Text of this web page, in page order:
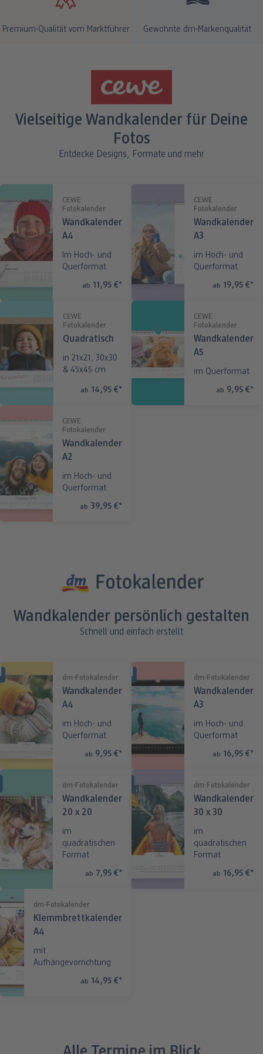
Premium-Qualität vom Marktführer Gewohnte dm-Markenqualität
Vielseitige Wandkalender für Deine
Fotos
Entdecke Designs, Formate und mehr
CEWE
Fotokalender
Wandkalender
A4
Im Hoch- und
Querformat
ab 11,95 €*
CEWE
Fotokalender
Wandkalender
A3
im Hoch- und
Querformat
ab 19,95 €*
CEWE
Fotokalender
Quadratisch
in 21x21, 30x30
& 45x45 cm
ab 14,95 €*
CEWE
Fotokalender
Wandkalender
A5
im Querformat
ab 9,95 €*
CEWE
Fotokalender
Wandkalender
A2
im Hoch- und
Querformat
ab 39,95 €*
Wandkalender persönlich gestalten
Schnell und einfach erstellt
dm-Fotokalender
Wandkalender
A4
im Hoch- und
Querformat
ab 9,95 €*
dm-Fotokalender
Wandkalender
A3
im Hoch- und
Querformat
ab 16,95 €*
dm-Fotokalender
Wandkalender
20 x 20
im
quadratischen
Format
ab 7,95 €*
dm-Fotokalender
Wandkalender
30 x 30
im
quadratischen
Format
ab 16,95 €*
dm-Fotokalender
Klemmbrettkalender
A4
mit
Aufhängevorrichtung
ab 14,95 €*